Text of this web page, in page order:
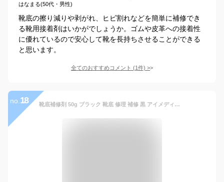
はなまる(50代・男性)
靴底の擦り減りや剥がれ、ヒビ割れなどを簡単に補修でき
る靴用接着剤はいかがでしょうか。ゴムや皮革への接着性
に優れているので安心して靴を長持ちさせることができる
と思います。
全てのおすすめコメント (1件) >
no. 18 靴底補修剤 50g ブラック 靴底 修理 補修 黒 アイメディア 接着剤 修理 黒 ブラック 張り替え 修理キット かかと 補強